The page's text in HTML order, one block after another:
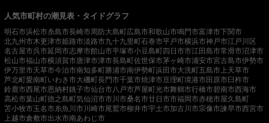
人気市町村の潮見表・タイドグラフ
明石市浜松市糸島市長崎市周防大島町広島市和歌山市鳴門市富津市下関市
北九州市木更津市姫路市淡路市九十九里町石巻市平戸市横浜市神戸市江戸川区
名古屋市呉市延岡市志摩市館山市平塚市小豆島町四日市市江田島市常滑市沼津市
松山市福山市横須賀市唐津市津市長島町佐世保市茅ヶ崎市浦安市宮古島市伊勢市
伊万里市天草市今治市南知多町勝浦市南伊勢町浜田市大洗町五島市 上天草市
芦北町愛南町いわき市大磯町長門市千葉市焼津市亘理町境港市田原市臼杵市
鈴鹿市西尾市恩納村銚子市仙台市八戸市芦屋町光市舞鶴市行橋市碧南市西海市
高松市葉山町徳之島町気仙沼市市川市桑名市廿日市市福岡市赤穂市屋久島町
苫小牧市玉名市糸魚川市 川崎市尾鷲市柳井市宇土市加古川市宗像市諫早市西宮市
上越市倉敷市出水市南あわじ市